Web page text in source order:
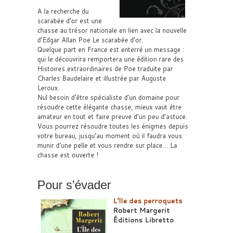
A la recherche du
scarabée d’or est une
chasse au trésor nationale en lien avec la nouvelle
d’Edgar Allan Poe Le scarabée d’or.
Quelque part en France est enterré un message :
qui le découvrira remportera une édition rare des
Histoires extraordinaires de Poe traduite par
Charles Baudelaire et illustrée par Auguste
Leroux.
Nul besoin d’être spécialiste d’un domaine pour
résoudre cette élégante chasse, mieux vaut être
amateur en tout et faire preuve d’un peu d’astuce.
Vous pourrez résoudre toutes les énigmes depuis
votre bureau, jusqu’au moment où il faudra vous
munir d’une pelle et vous rendre sur place… La
chasse est ouverte !
Pour s’évader
L’île des perroquets
Robert Margerit
Éditions Libretto